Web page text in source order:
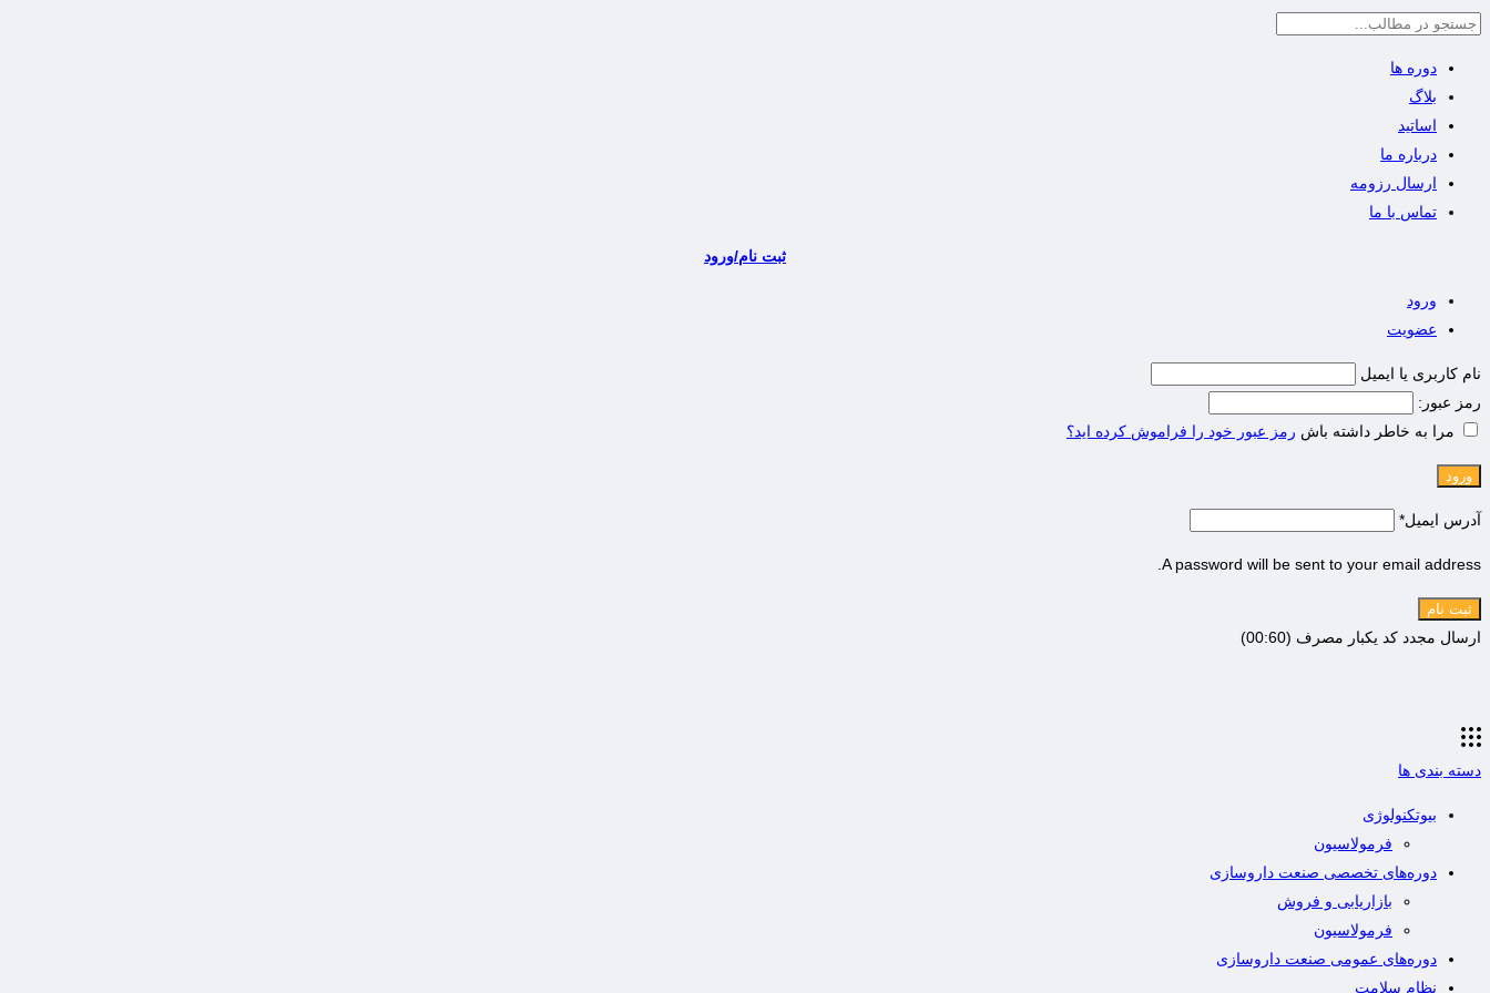
دوره ها
بلاگ
اساتید
درباره ما
ارسال رزومه
تماس با ما
ثبت نام/ورود
ورود
عضویت
نام کاربری یا ایمیل
رمز عبور:
مرا به خاطر داشته باش رمز عبور خود را فراموش کرده اید؟
آدرس ایمیل*
A password will be sent to your email address.
ثبت نام
ارسال مجدد کد یکبار مصرف (00:
60
)
دسته بندی ها
بیوتکنولوژی
فرمولاسیون
دوره‌های تخصصی صنعت داروسازی
بازاریابی و فروش
فرمولاسیون
دوره‌های عمومی صنعت داروسازی
نظام سلامت